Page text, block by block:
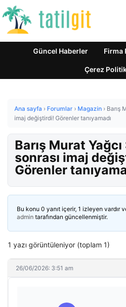
Güncel Haberler Firma
Çerez
Ana sayfa › Forumlar › Magazin › Barış
imaj değiştirdi! Görenler tanıyamadı
Barış Murat
sonrası imaj
Görenler
Bu konu 0 yanıt içerir, 1 izleyen vardır
admin tarafından güncellenmiştir.
1 yazı görüntüleniyor (toplam 1)
26/06/2026: 3:51 am